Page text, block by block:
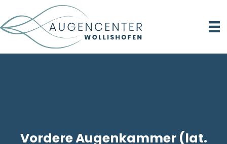
Vordere Augen­kammer (lat.